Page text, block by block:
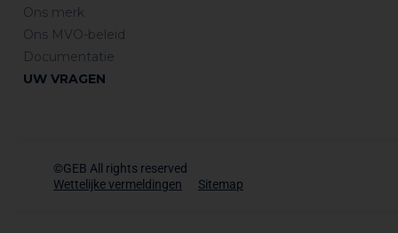
Ons merk
Ons MVO-beleid
Documentatie
UW VRAGEN
©GEB All rights reserved
Wettelijke vermeldingen
Sitemap